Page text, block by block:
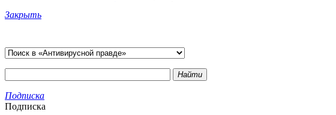
Закрыть
Найти
Подписка
Подписка